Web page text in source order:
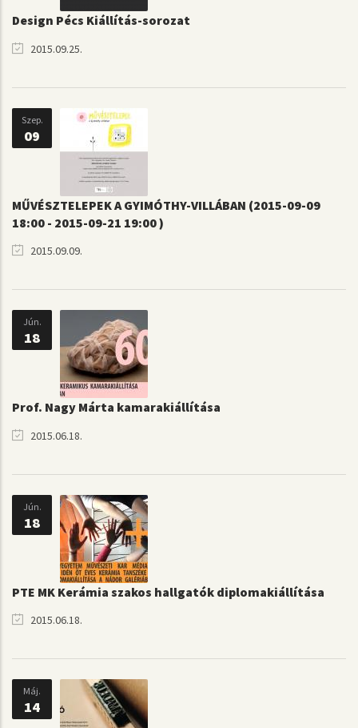
Design Pécs Kiállítás-sorozat
2015.09.25.
Szep.
09
MŰVÉSZTELEPEK A GYIMÓTHY-VILLÁBAN (2015-09-09
18:00 - 2015-09-21 19:00 )
2015.09.09.
Jún.
18
Prof. Nagy Márta kamarakiállítása
2015.06.18.
Jún.
18
PTE MK Kerámia szakos hallgatók diplomakiállítása
2015.06.18.
Máj.
14